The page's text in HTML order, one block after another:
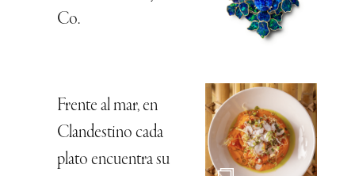
Co.
Frente al mar, en
Clandestino cada
plato encuentra su